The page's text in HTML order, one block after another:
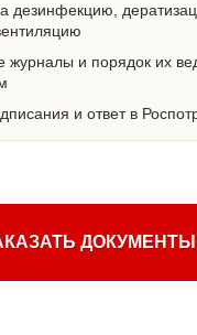
дезинфекцию,
журналы и порядок их
и ответ в
ДОКУМЕНТЫ